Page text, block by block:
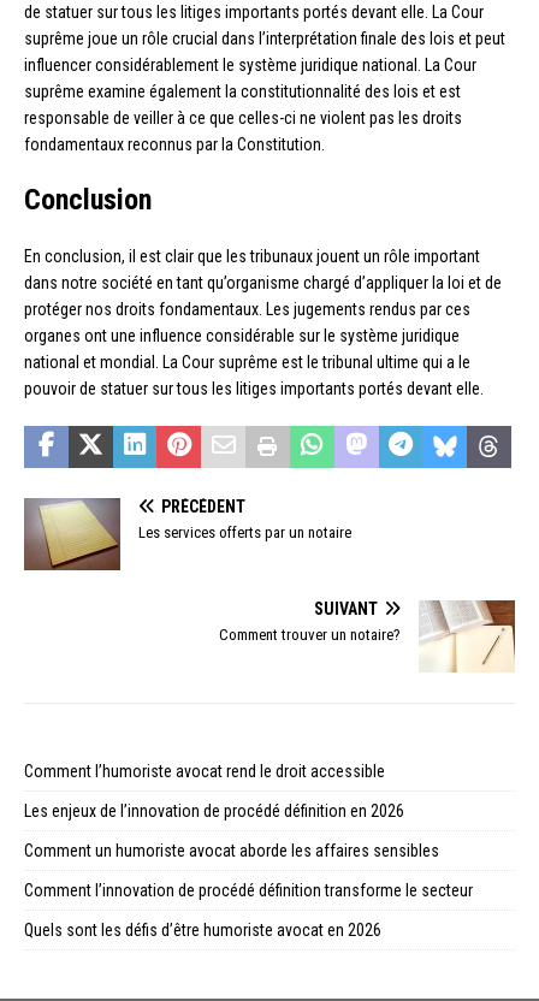
de statuer sur tous les litiges importants portés devant elle. La Cour
suprême joue un rôle crucial dans l’interprétation finale des lois et peut
influencer considérablement le système juridique national. La Cour
suprême examine également la constitutionnalité des lois et est
responsable de veiller à ce que celles-ci ne violent pas les droits
fondamentaux reconnus par la Constitution.
Conclusion
En conclusion, il est clair que les tribunaux jouent un rôle important
dans notre société en tant qu’organisme chargé d’appliquer la loi et de
protéger nos droits fondamentaux. Les jugements rendus par ces
organes ont une influence considérable sur le système juridique
national et mondial. La Cour suprême est le tribunal ultime qui a le
pouvoir de statuer sur tous les litiges importants portés devant elle.
PRÉCÉDENT
Les services offerts par un notaire
SUIVANT
Comment trouver un notaire?
Comment l’humoriste avocat rend le droit accessible
Les enjeux de l’innovation de procédé définition en 2026
Comment un humoriste avocat aborde les affaires sensibles
Comment l’innovation de procédé définition transforme le secteur
Quels sont les défis d’être humoriste avocat en 2026